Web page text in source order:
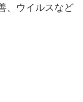
、ウイルスなど